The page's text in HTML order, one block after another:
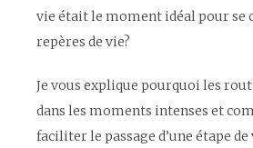
vie était le moment idéal pour se
repères de vie?
Je vous explique pourquoi les
dans les moments intenses et
faciliter le passage d’une étape de